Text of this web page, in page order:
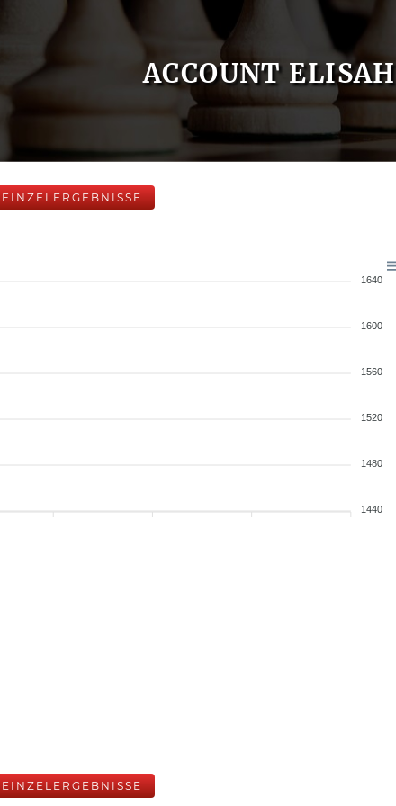
ACCOUNT ELISAH
EINZELERGEBNISSE
1640
1600
1560
1520
1480
1440
EINZELERGEBNISSE